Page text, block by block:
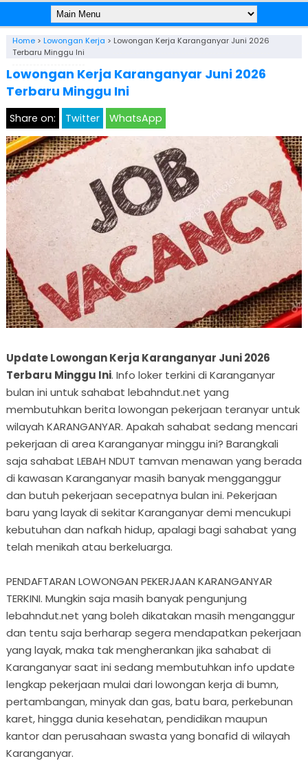
Home> Lowongan Kerja > Lowongan Kerja Karanganyar Juni 2026
Terbaru Minggu Ini
Lowongan Kerja Karanganyar Juni 2026
Terbaru Minggu Ini
Share on: Twitter WhatsApp
Update Lowongan Kerja Karanganyar Juni 2026
Terbaru Minggu Ini. Info loker terkini di Karanganyar
bulan ini untuk sahabat lebahndut.net yang
membutuhkan berita lowongan pekerjaan teranyar untuk
wilayah KARANGANYAR. Apakah sahabat sedang mencari
pekerjaan di area Karanganyar minggu ini? Barangkali
saja sahabat LEBAH NDUT tamvan menawan yang berada
di kawasan Karanganyar masih banyak mengganggur
dan butuh pekerjaan secepatnya bulan ini. Pekerjaan
baru yang layak di sekitar Karanganyar demi mencukupi
kebutuhan dan nafkah hidup, apalagi bagi sahabat yang
telah menikah atau berkeluarga.
PENDAFTARAN LOWONGAN PEKERJAAN KARANGANYAR
TERKINI. Mungkin saja masih banyak pengunjung
lebahndut.net yang boleh dikatakan masih menganggur
dan tentu saja berharap segera mendapatkan pekerjaan
yang layak, maka tak mengherankan jika sahabat di
Karanganyar saat ini sedang membutuhkan info update
lengkap pekerjaan mulai dari lowongan kerja di bumn,
pertambangan, minyak dan gas, batu bara, perkebunan
karet, hingga dunia kesehatan, pendidikan maupun
kantor dan perusahaan swasta yang bonafid di wilayah
Karanganyar.